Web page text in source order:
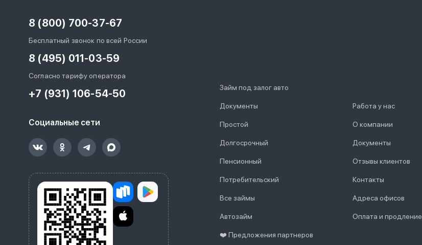
8 (800) 700-37-67
Бесплатный звонок по всей России
8 (495) 011-03-59
Согласно тарифу оператора
+7 (931) 106-54-50
Социальные сети
Займ под залог авто
Документы
Простой
Долгосрочный
Пенсионный
Потребительский
Все займы
Автозайм
❤️ Предложения партнеров
Работа у нас
О компании
Документы
Отзывы клиентов
Контакты
Адреса офисов
Оплата и продление